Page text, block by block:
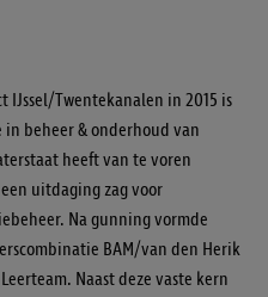
IJssel/Twentekanalen in 2015 is
beheer & onderhoud van
heeft van te voren
uitdaging zag voor
Na gunning vormde
BAM/van den Herik
Naast deze vaste kern